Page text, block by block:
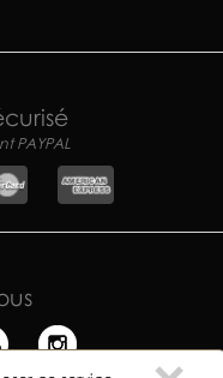
PAYPAL